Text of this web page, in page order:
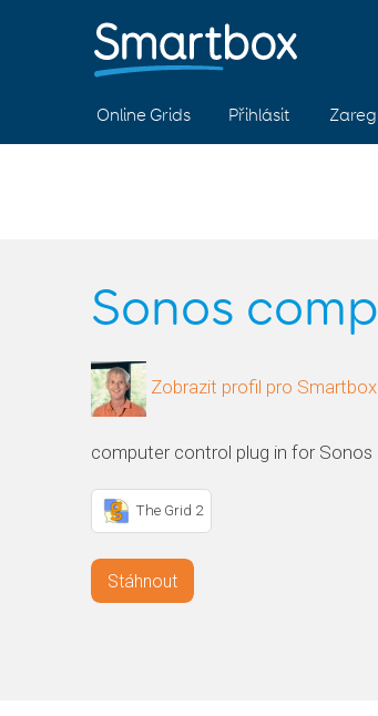
Online Grids Přihlásit
Sonos
Zobrazit profil pro Smartbox
computer control plug in for Sonos
The Grid 2
Stáhnout